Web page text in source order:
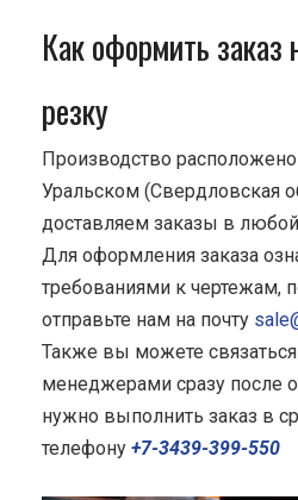
Как оформить заказ
резку
Производство
Уральском (Свердловская
доставляем заказы в
Для оформления заказа
требованиями к чертежам,
отправьте нам на почту
Также вы можете
менеджерами сразу после
нужно выполнить заказ в
телефону +7-3439-399-550